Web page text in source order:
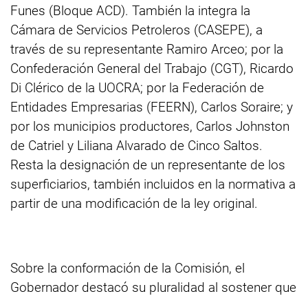
Funes (Bloque ACD). También la integra la
Cámara de Servicios Petroleros (CASEPE), a
través de su representante Ramiro Arceo; por la
Confederación General del Trabajo (CGT), Ricardo
Di Clérico de la UOCRA; por la Federación de
Entidades Empresarias (FEERN), Carlos Soraire; y
por los municipios productores, Carlos Johnston
de Catriel y Liliana Alvarado de Cinco Saltos.
Resta la designación de un representante de los
superficiarios, también incluidos en la normativa a
partir de una modificación de la ley original.
Sobre la conformación de la Comisión, el
Gobernador destacó su pluralidad al sostener que